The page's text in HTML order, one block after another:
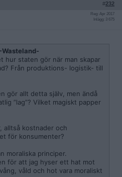
#232
Reg: Apr 2017
Inlägg: 3 675
-Wasteland-
hur staten gör när man skapar
Från produktions- logistik- till
gör allt detta själv, men ändå
”lag”? Vilket magiskt papper
alltså kostnader och
för konsumenter?
moraliska principer.
för att jag hyser ett hat mot
våld och hot vara moraliskt